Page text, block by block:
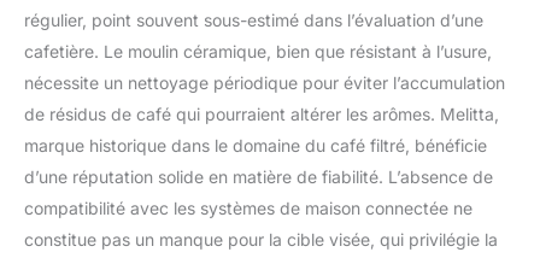
régulier, point souvent sous-estimé dans l’évaluation d’une
cafetière. Le moulin céramique, bien que résistant à l’usure,
nécessite un nettoyage périodique pour éviter l’accumulation
de résidus de café qui pourraient altérer les arômes. Melitta,
marque historique dans le domaine du café filtré, bénéficie
d’une réputation solide en matière de fiabilité. L’absence de
compatibilité avec les systèmes de maison connectée ne
constitue pas un manque pour la cible visée, qui privilégie la